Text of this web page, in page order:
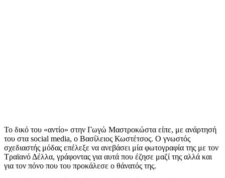
Το δικό του «αντίο» στην Γωγώ Μαστροκώστα είπε, με ανάρτησή
του στα social media, ο Βασίλειος Κωστέτσος. Ο γνωστός
σχεδιαστής μόδας επέλεξε να ανεβάσει μία φωτογραφία της με τον
Τραϊανό Δέλλα, γράφοντας για αυτά που έζησε μαζί της αλλά και
για τον πόνο που του προκάλεσε ο θάνατός της.